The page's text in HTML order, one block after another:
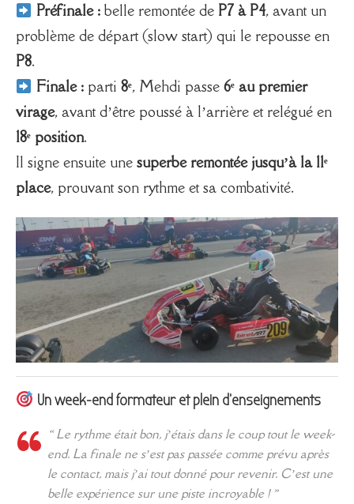
Préfinale :belle remontée de P7 à P4, avant un
problème de départ (slow start) qui le repousse en
P8.
Finale :parti 8ᵉ, Mehdi passe 6ᵉ au premier
virage, avant d’être poussé à l’arrière et relégué en
18ᵉ position.
Il signe ensuite une superbe remontée jusqu’à la 11ᵉ
place, prouvant son rythme et sa combativité.
Un week-end formateur et plein d’enseignements
« Le rythme était bon, j’étais dans le coup tout le week-
end. La finale ne s’est pas passée comme prévu après
le contact, mais j’ai tout donné pour revenir. C’est une
belle expérience sur une piste incroyable ! »